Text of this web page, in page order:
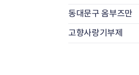
부동산중개업소현황
부동산중개업 알림판
부동산중개보수(중개수수료)
바뀐지번찾기
동대문구 옴부즈만
고향사랑기부제